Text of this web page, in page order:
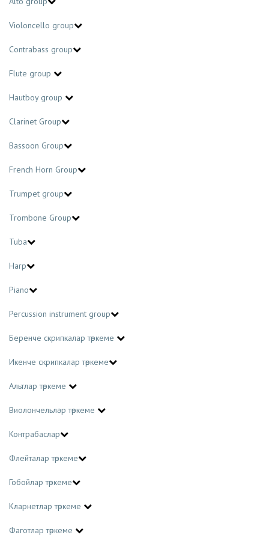
Violoncello group
Contrabass group
Flute group
Hautboy group
Clarinet Group
Bassoon Group
French Horn Group
Trumpet group
Trombone Group
Tuba
Harp
Piano
Percussion instrument group
Беренче скрипкалар төркеме
Икенче скрипкалар төркеме
Альтлар төркеме
Виолончельләр төркеме
Контрабаслар
Флейталар төркеме
Гобойлар төркеме
Кларнетлар төркеме
Фаготлар төркеме